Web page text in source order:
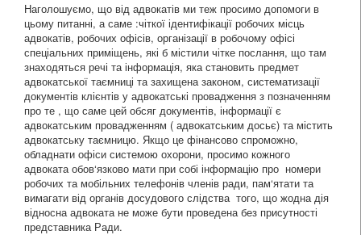
Наголошуємо, що від адвокатів ми теж просимо допомоги в
цьому питанні, а саме :чіткої ідентифікації робочих місць
адвокатів, робочих офісів, організації в робочому офісі
спеціальних приміщень, які б містили чітке послання, що там
знаходяться речі та інформація, яка становить предмет
адвокатської таємниці та захищена законом, систематизації
документів клієнтів у адвокатські провадження з позначенням
про те , що саме цей обсяг документів, інформації є
адвокатським провадженням ( адвокатським досьє) та містить
адвокатську таємницю. Якщо це фінансово спроможно,
обладнати офіси системою охорони, просимо кожного
адвоката обов‘язково мати при собі інформацію про номери
робочих та мобільних телефонів членів ради, пам‘ятати та
вимагати від органів досудового слідства того, що жодна дія
відносна адвоката не може бути проведена без присутності
представника Ради.